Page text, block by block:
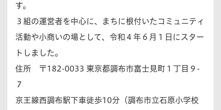
す。
３組の運営者を中心に、まちに根付いたコミュニティ
活動や小商いの場として、令和４年６月１日にスター
トしました。
住所 〒182-0033 東京都調布市富士見町１丁目９-
７
京王線西調布駅下車徒歩10分（調布市立石原小学校